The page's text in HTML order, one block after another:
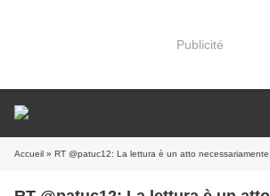
Publicité
Accueil » RT @patuc12: La lettura è un atto